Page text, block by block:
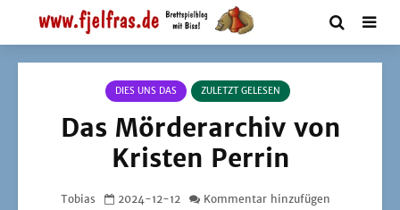
DIES UNS DAS ZULETZT GELESEN
Das Mörderarchiv von
Kristen Perrin
Tobias 2024-12-12 Kommentar hinzufügen